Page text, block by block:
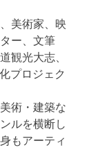
美術家、映
ー、文筆
観光大志、
プロジェク
術・建築な
ルを横断し
もアーティ